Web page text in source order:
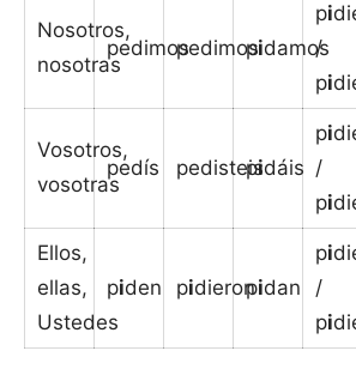
Nosotros,
nosotras
pedimospedimos
pidamos
pi
/
pi
Vosotros,
vosotras
pedís pedisteis
pidáis
pi
/
pi
Ellos,
ellas,
Ustedes
piden pidieron
pidan
pi
/
pi